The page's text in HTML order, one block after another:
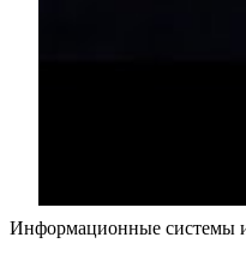
Информационные системы